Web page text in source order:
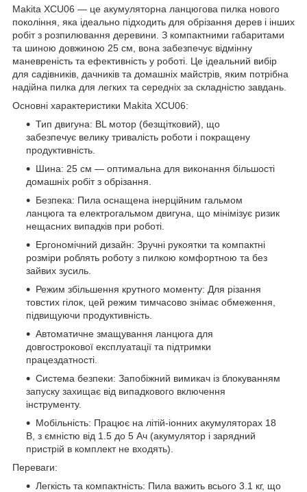
Makita XCU06 — це акумуляторна ланцюгова пилка нового
покоління, яка ідеально підходить для обрізання дерев і інших
робіт з розпилювання деревини. З компактними габаритами
та шиною довжиною 25 см, вона забезпечує відмінну
маневреність та ефективність у роботі. Це ідеальний вибір
для садівників, дачників та домашніх майстрів, яким потрібна
надійна пилка для легких та середніх за складністю завдань.
Основні характеристики Makita XCU06:
Тип двигуна: BL мотор (безщітковий), що
забезпечує велику тривалість роботи і покращену
продуктивність.
Шина: 25 см — оптимальна для виконання більшості
домашніх робіт з обрізання.
Безпека: Пила оснащена інерційним гальмом
ланцюга та електрогальмом двигуна, що мінімізує ризик
нещасних випадків при роботі.
Ергономічний дизайн: Зручні рукоятки та компактні
розміри роблять роботу з пилкою комфортною та без
зайвих зусиль.
Режим збільшення крутного моменту: Для різання
товстих гілок, цей режим тимчасово знімає обмеження,
підвищуючи продуктивність.
Автоматичне змащування ланцюга для
довгострокової експлуатації та підтримки
працездатності.
Система безпеки: Запобіжний вимикач із блокуванням
запуску захищає від випадкового включення
інструменту.
Мобільність: Працює на літій-іонних акумуляторах 18
В, з ємністю від 1.5 до 5 Ач (акумулятор і зарядний
пристрій в комплект не входять).
Переваги:
Легкість та компактність: Пила важить всього 3.1 кг, що